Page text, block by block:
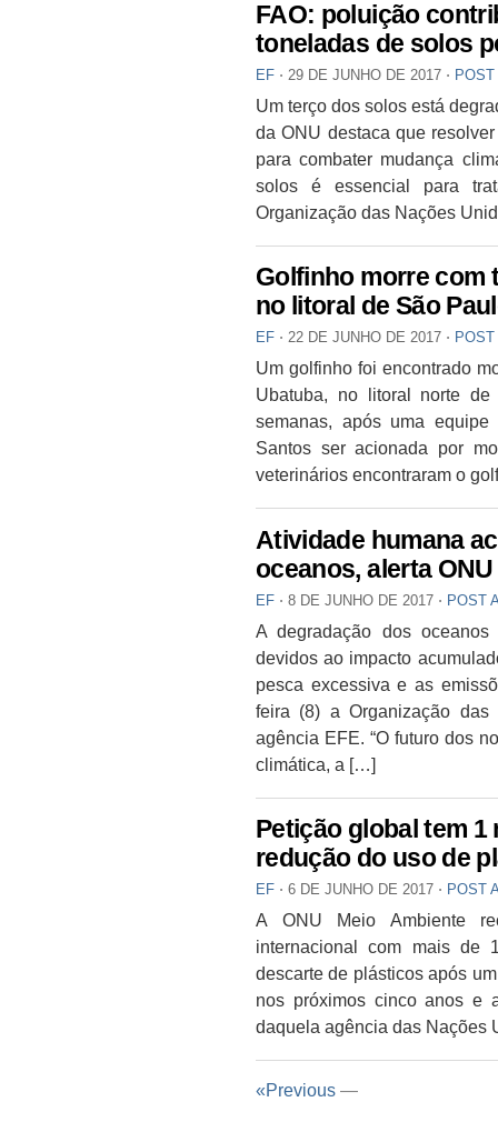
FAO: poluição
toneladas de solos
EF ⋅ 29 DE JUNHO DE 2017 ⋅
Um terço dos solos está
da ONU destaca que
para combater mudança
solos é essencial para
Organização das Nações
Golfinho morre com
no litoral de São
EF ⋅ 22 DE JUNHO DE 2017 ⋅
Um golfinho foi encontrado
Ubatuba, no litoral norte
semanas, após uma
Santos ser acionada por
veterinários encontraram o
Atividade humana
oceanos, alerta ONU
EF ⋅ 8 DE JUNHO DE 2017 ⋅ POST
A degradação dos
devidos ao impacto
pesca excessiva e as
feira (8) a Organização
agência EFE. “O futuro dos
climática, a […]
Petição global tem
redução do uso de
EF ⋅ 6 DE JUNHO DE 2017 ⋅ POST
A ONU Meio Ambiente
internacional com mais de
descarte de plásticos após
nos próximos cinco anos e
daquela agência das Nações
«Previous —